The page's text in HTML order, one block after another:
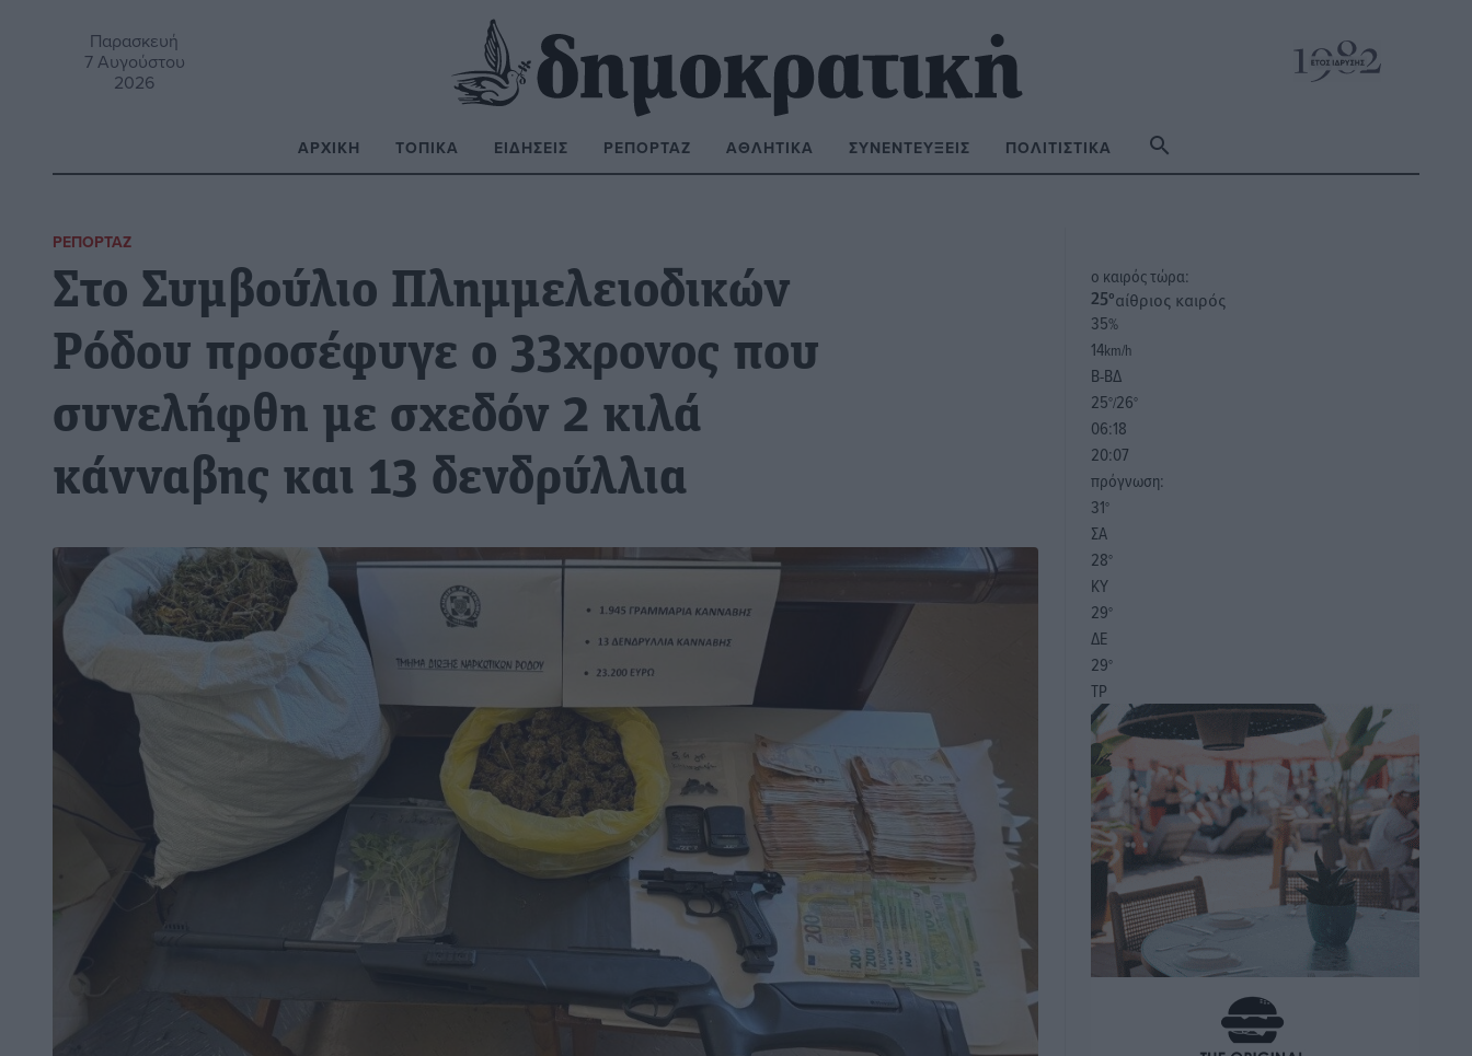
Παρασκευή
7 Αυγούστου
2026
ΑΡΧΙΚΉ ΤΟΠΙΚΆ ΕΙΔΉΣΕΙΣ ΡΕΠΟΡΤΆΖ ΑΘΛΗΤΙΚΆ ΣΥΝΕΝΤΕΎΞΕΙΣ ΠΟΛΙΤΙΣΤΙΚΆ
ΡΕΠΟΡΤΆΖ
Στο Συμβούλιο Πλημμελειοδικών
Ρόδου προσέφυγε ο 33χρονος που
συνελήφθη με σχεδόν 2 κιλά
κάνναβης και 13 δενδρύλλια
o καιρός τώρα:
25°αίθριος καιρός
35%
14km/h
Β-ΒΔ
25°/26°
06:18
20:07
πρόγνωση:
31°
ΣΑ
28°
ΚΥ
29°
ΔΕ
29°
ΤΡ